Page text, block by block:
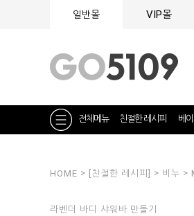
일반몰 VIP몰
전체메뉴 친절한 레시피 베
HOME > [친절한 레시피] > 비누 >
라벤더 바디 샤워바 만들기